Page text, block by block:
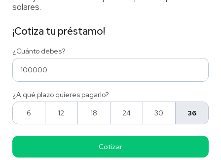
solares.
¡Cotiza tu préstamo!
¿Cuánto debes?
¿A qué plazo quieres pagarlo?
6 12 18 24 30 36